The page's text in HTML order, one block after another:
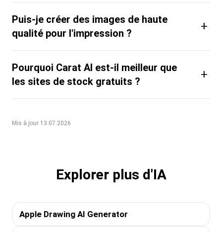
Puis-je créer des images de haute
qualité pour l'impression ?
+
Pourquoi Carat AI est-il meilleur que
les sites de stock gratuits ?
+
Mis à jour 13.07.2026
Explorer plus d'IA
Apple Drawing AI Generator